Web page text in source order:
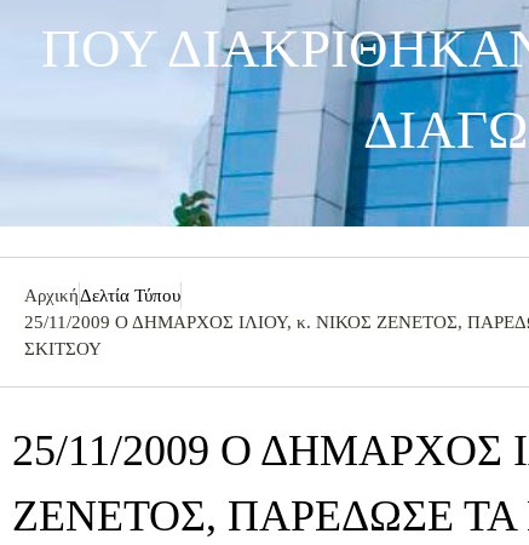
ΠΟΥ
ΑρχικήΔελτία Τύπου
25/11/2009 Ο ΔΗΜΑΡΧΟΣ ΙΛΙΟΥ, κ. ΝΙΚΟΣ ΖΕΝΕΤΟΣ,
ΣΚΙΤΣΟΥ
25/11/2009 Ο ΔΗΜΑΡΧΟΣ
ΖΕΝΕΤΟΣ, ΠΑΡΕΔΩΣΕ ΤΑ